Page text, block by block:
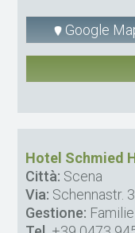
Google
Hotel Schmied
Città: Scena
Via: Schennastr.
Gestione: